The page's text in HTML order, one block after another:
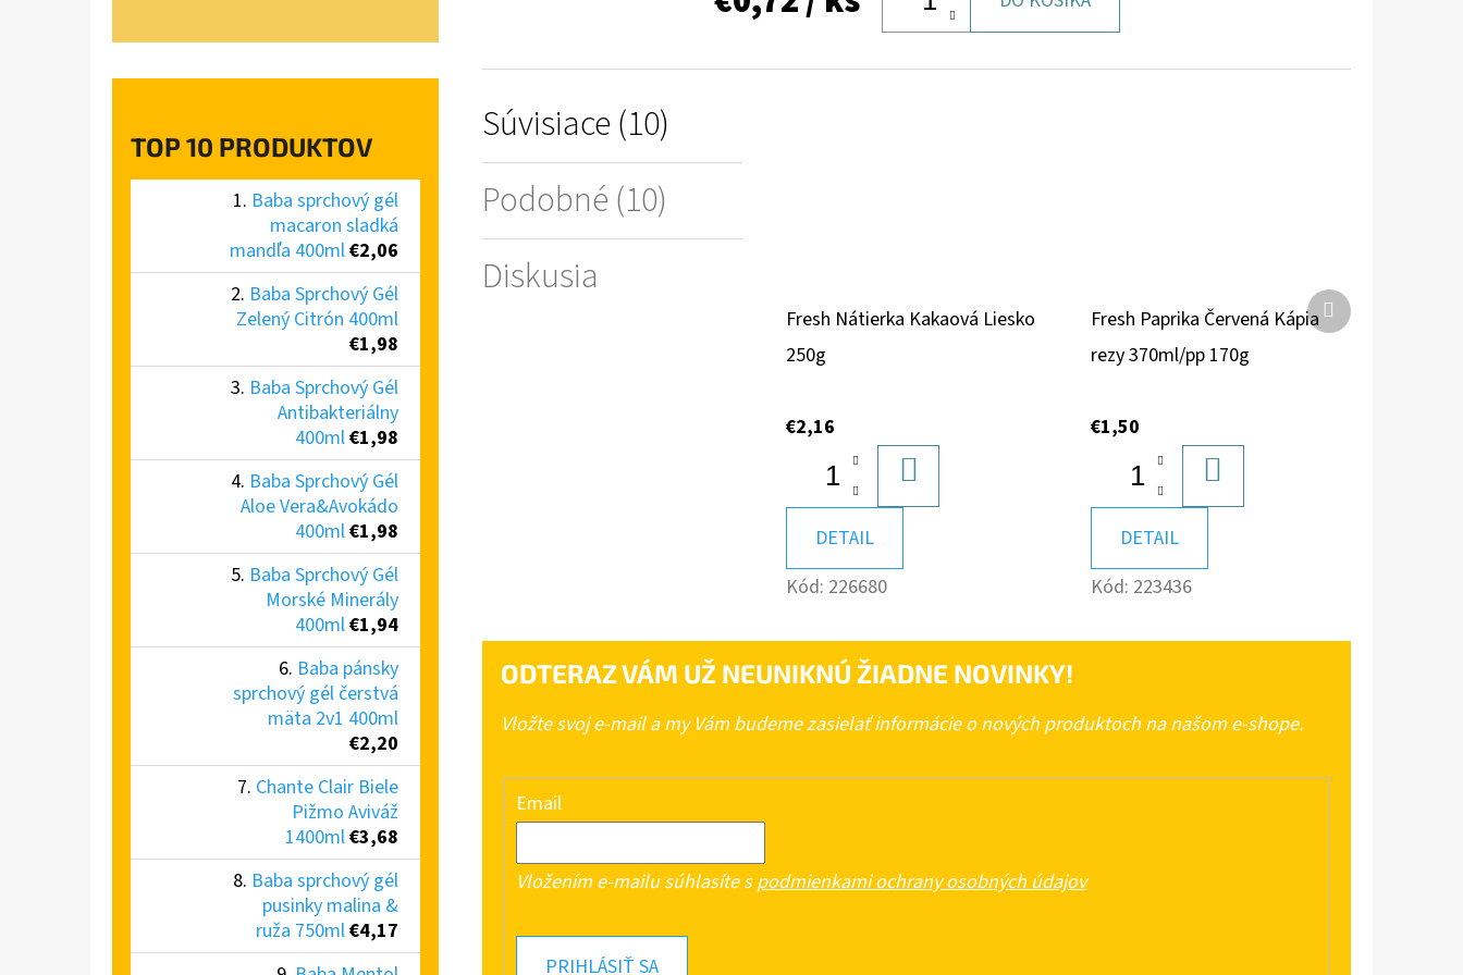
TOP 10 PRODUKTOV
Baba sprchový gél
macaron sladká
mandľa 400ml€2,06
Baba Sprchový Gél
Zelený Citrón 400ml
€1,98
Baba Sprchový Gél
Antibakteriálny
400ml€1,98
Baba Sprchový Gél
Aloe Vera&Avokádo
400ml€1,98
Baba Sprchový Gél
Morské Minerály
400ml€1,94
Baba pánsky
sprchový gél čerstvá
mäta 2v1 400ml
€2,20
Chante Clair Biele
Pižmo Aviváž
1400ml€3,68
Baba sprchový gél
pusinky malina &
ruža 750ml€4,17
Súvisiace (10)
Podobné (10)
Diskusia
Fresh Nátierka Kakaová Liesko
250g
€2,16
KOŠÍKA
DETAIL
Kód: 226680
Fresh Paprika Červená Kápia
rezy 370ml/pp 170g
€1,50
KOŠÍKA
DETAIL
Kód: 223436
Ďalší
produkt
ODTERAZ VÁM UŽ NEUNIKNÚ ŽIADNE NOVINKY!
Vložte svoj e-mail a my Vám budeme zasielať informácie o nových produktoch na našom e-shope.
Email
Vložením e-mailu súhlasíte spodmienkami ochrany osobných údajov
PRIHLÁSIŤ SA